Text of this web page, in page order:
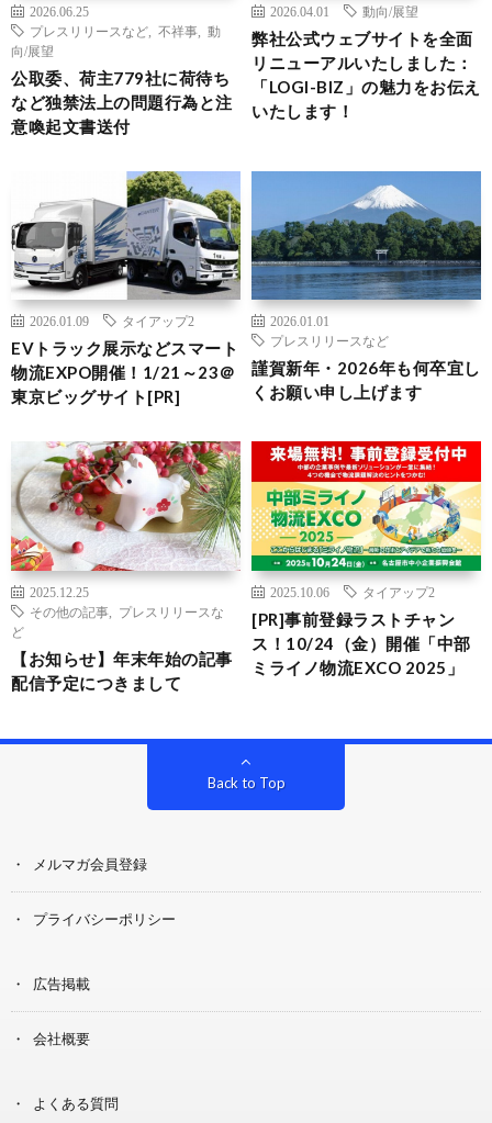
2026.06.25
プレスリリースなど
不祥事
動
向/展望
公取委、荷主779社に荷待ち
など独禁法上の問題行為と注
意喚起文書送付
2026.04.01 動向/展望
弊社公式ウェブサイトを全面
リニューアルいたしました：
「LOGI-BIZ」の魅力をお伝え
いたします！
2026.01.09 タイアップ2
EVトラック展示などスマート
物流EXPO開催！1/21～23＠
東京ビッグサイト[PR]
2026.01.01
プレスリリースなど
謹賀新年・2026年も何卒宜し
くお願い申し上げます
2025.12.25
その他の記事
プレスリリースな
ど
【お知らせ】年末年始の記事
配信予定につきまして
2025.10.06 タイアップ2
[PR]事前登録ラストチャン
ス！10/24（金）開催「中部
ミライノ物流EXCO 2025」
Back to Top
メルマガ会員登録
プライバシーポリシー
広告掲載
会社概要
よくある質問